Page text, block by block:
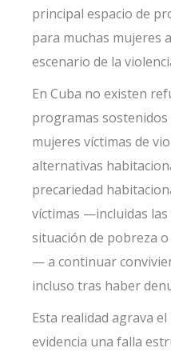
principal espacio de
para muchas mujeres
escenario de la
En Cuba no existen
programas
mujeres víctimas de
alternativas
precariedad
víctimas —incluidas
situación de pobreza
— a continuar
incluso tras haber
Esta realidad agrava
evidencia una falla